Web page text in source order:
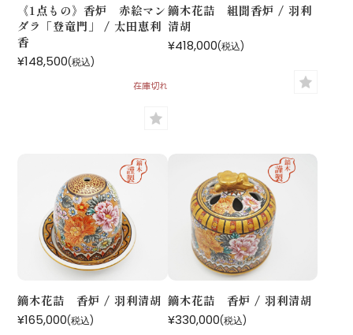
《1点もの》香炉 赤絵マン
ダラ「登竜門」 / 太田恵利
香
¥148,500(税込)
在庫切れ
鏑木花詰 組聞香炉 / 羽利
清胡
¥418,000(税込)
鏑木花詰 香炉 / 羽利清胡
¥165,000(税込)
鏑木花詰 香炉 / 羽利清胡
¥330,000(税込)